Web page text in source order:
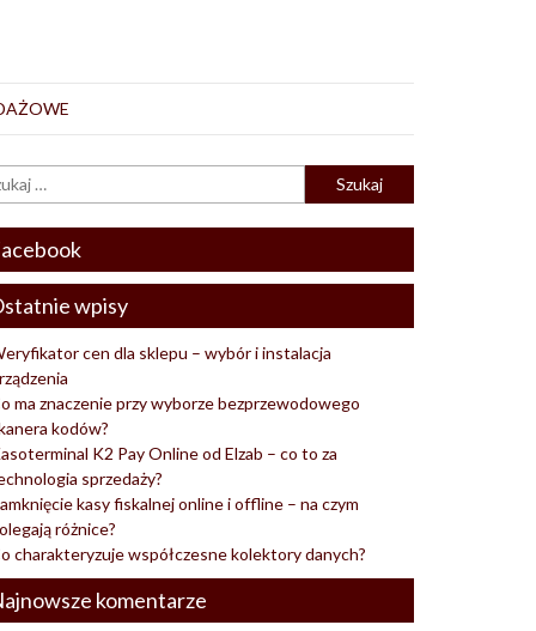
wpisy
cen dla sklepu – wybór i instalacja
ma znaczenie przy wyborze bezprzewodowego
kodów?
K2 Pay Online od Elzab – co to za
sprzedaży?
kasy fiskalnej online i offline – na czym
różnice?
charakteryzuje współczesne kolektory danych?
komentarze